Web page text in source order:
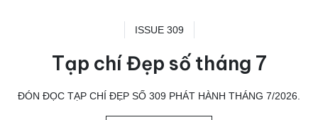
ISSUE 309
Tạp chí Đẹp số tháng 7
ĐÓN ĐỌC TẠP CHÍ ĐẸP SỐ 309 PHÁT HÀNH THÁNG 7/2026.